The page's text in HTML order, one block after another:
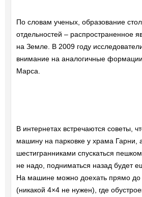
По словам ученых, образование
отдельностей – распространенное
на Земле. В 2009 году
внимание на аналогичные
Марса.
В интернетах встречаются советы,
машину на парковке у храма Гарни,
шестигранниками спускаться
не надо, подниматься назад будет
На машине можно доехать прямо до
(никакой 4×4 не нужен), где